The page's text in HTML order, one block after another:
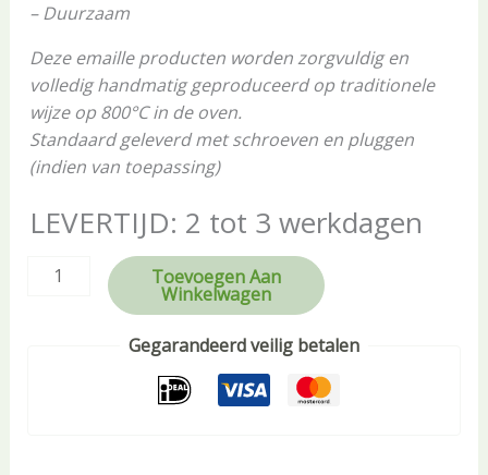
– Duurzaam
Deze emaille producten worden zorgvuldig en
volledig handmatig geproduceerd op traditionele
wijze op 800°C in de oven.
Standaard geleverd met schroeven en pluggen
(indien van toepassing)
LEVERTIJD: 2 tot 3 werkdagen
Toevoegen Aan
Winkelwagen
Gegarandeerd veilig betalen